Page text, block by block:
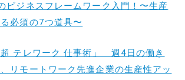
ビジネスフレームワーク入門！〜生産
必須の7つ道具〜
テレワーク 仕事術」 週4日の働き
リモートワーク先進企業の生産性アッ